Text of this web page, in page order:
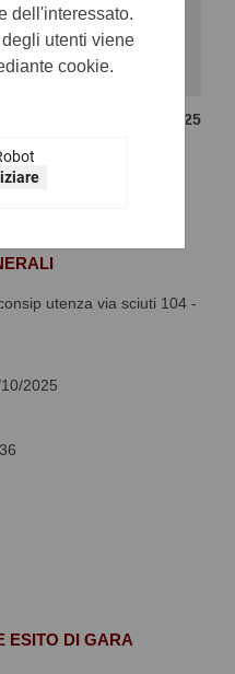
dell'interessato.
utenti viene
cookie.
di visualizzare i
di gara selezionato,
Premendo il pulsante
di dettaglio dei
AL 03/10/2025
utenza via sciuti 104 -
2025
ESITO DI GARA